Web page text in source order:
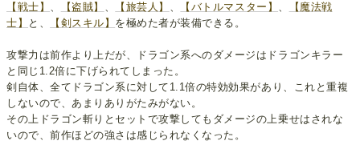
【戦士】 、 【盗賊】 、 【旅芸人】 、 【バトルマスター】 、
【魔法戦
士】
と、 【剣スキル】 を極めた者が装備できる。
攻撃力は前作より上だが、ドラゴン系へのダメージはドラゴンキラー
と同じ1.2倍に下げられてしまった。
剣自体、全てドラゴン系に対して1.1倍の特効効果があり、これと重複
しないので、あまりありがたみがない。
その上ドラゴン斬りとセットで攻撃してもダメージの上乗せはされな
いので、前作ほどの強さは感じられなくなった。